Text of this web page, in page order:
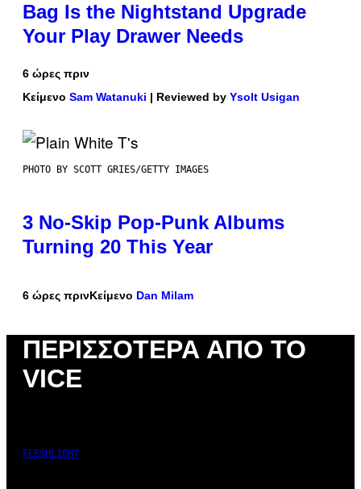
Bag Is the Nightstand Upgrade
Your Play Drawer Needs
6 ώρες πριν
Κείμενο Sam Watanuki | Reviewed by Ysolt Usigan
PHOTO BY SCOTT GRIES/GETTY IMAGES
3 No-Skip Pop-Punk Albums
Turning 20 This Year
6 ώρες πρινΚείμενο Dan Milam
ΠΕΡΙΣΣΌΤΕΡΑ ΑΠΌ ΤΟ
VICE
FLESHLIGHT